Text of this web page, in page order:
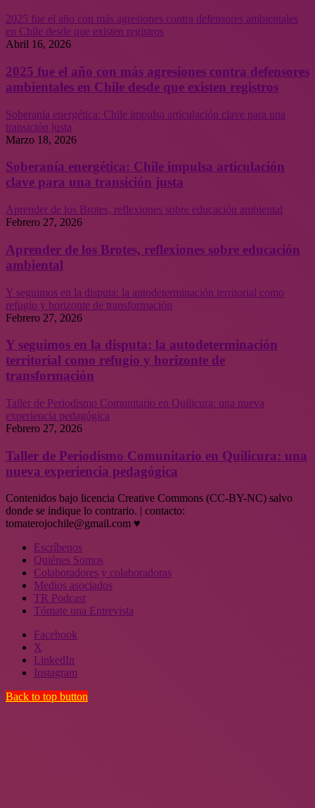
2025 fue el año con más agresiones contra defensores ambientales
en Chile desde que existen registros
Abril 16, 2026
2025 fue el año con más agresiones contra defensores
ambientales en Chile desde que existen registros
Soberanía energética: Chile impulsa articulación clave para una
transición justa
Marzo 18, 2026
Soberanía energética: Chile impulsa articulación
clave para una transición justa
Aprender de los Brotes, reflexiones sobre educación ambiental
Febrero 27, 2026
Aprender de los Brotes, reflexiones sobre educación
ambiental
Y seguimos en la disputa: la autodeterminación territorial como
refugio y horizonte de transformación
Febrero 27, 2026
Y seguimos en la disputa: la autodeterminación
territorial como refugio y horizonte de
transformación
Taller de Periodismo Comunitario en Quilicura: una nueva
experiencia pedagógica
Febrero 27, 2026
Taller de Periodismo Comunitario en Quilicura: una
nueva experiencia pedagógica
Contenidos bajo licencia Creative Commons (CC-BY-NC) salvo
donde se indique lo contrario. | contacto:
tomaterojochile@gmail.com ♥
Escríbenos
Quiénes Somos
Colaboradores y colaboradoras
Medios asociados
TR Podcast
Tómate una Entrevista
Facebook
X
LinkedIn
Instagram
Back to top button